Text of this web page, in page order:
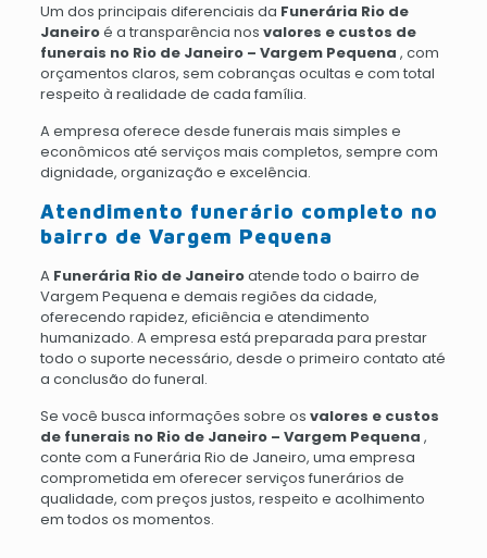
Um dos principais diferenciais da Funerária Rio de
Janeiroé a transparência nos valores e custos de
funerais no Rio de Janeiro – Vargem Pequena , com
orçamentos claros, sem cobranças ocultas e com total
respeito à realidade de cada família.
A empresa oferece desde funerais mais simples e
econômicos até serviços mais completos, sempre com
dignidade, organização e excelência.
Atendimento funerário completo no
bairro de Vargem Pequena
A Funerária Rio de Janeiroatende todo o bairro de
Vargem Pequena e demais regiões da cidade,
oferecendo rapidez, eficiência e atendimento
humanizado. A empresa está preparada para prestar
todo o suporte necessário, desde o primeiro contato até
a conclusão do funeral.
Se você busca informações sobre os valores e custos
de funerais no Rio de Janeiro – Vargem Pequena ,
conte com a Funerária Rio de Janeiro, uma empresa
comprometida em oferecer serviços funerários de
qualidade, com preços justos, respeito e acolhimento
em todos os momentos.